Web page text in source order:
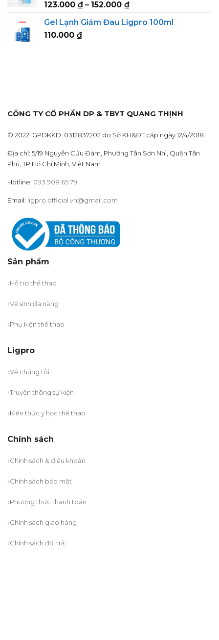
152.000 ₫
123.000 ₫ – 152.000 ₫Price
123.000 ₫
Gel Lạnh Giảm Đau Ligpro 100ml
110.000 ₫
CÔNG TY CỔ PHẦN DP & TBYT QUANG THỊNH
© 2022. GPDKKD: 0312837202 do Sở KH&ĐT cấp ngày 12/4/2018.
Địa chỉ: 5/19 Nguyễn Cửu Đàm, Phường Tân Sơn Nhì, Quận Tân
Phú, TP Hồ Chí Minh, Việt Nam
Hotline: 093 908 65 79
Email: ligpro.official.vn@gmail.com
Sản phẩm
Hỗ trợ thể thao
Vệ sinh đa năng
Phụ kiện thể thao
Ligpro
Về chúng tôi
Truyền thông sự kiện
Kiến thức y học thể thao
Chính sách
Chính sách & điều khoản
Chính sách bảo mật
Phương thức thanh toán
Chính sách giao hàng
Chính sách đổi trả